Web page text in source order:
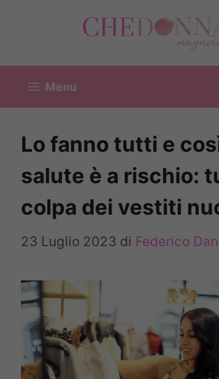
Menu
Lo fanno tutti e
salute è a rischio:
colpa dei vestiti
23 Luglio 2023 di Federico